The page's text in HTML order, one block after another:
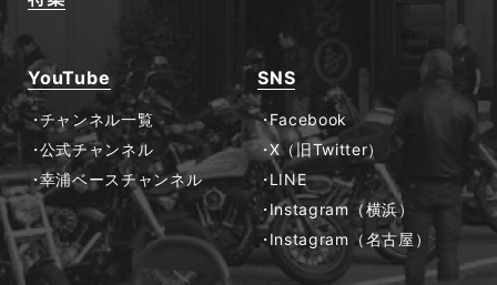
YouTube
チャンネル一覧
公式チャンネル
幸浦ベースチャンネル
SNS
Facebook
X（旧Twitter）
LINE
Instagram（横浜）
Instagram（名古屋）